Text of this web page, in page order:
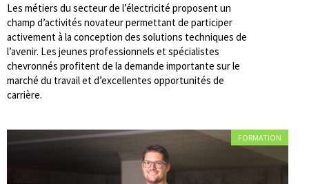
Les métiers du secteur de l’électricité proposent un
champ d’activités novateur permettant de participer
activement à la conception des solutions techniques de
l’avenir. Les jeunes professionnels et spécialistes
chevronnés profitent de la demande importante sur le
marché du travail et d’excellentes opportunités de
carrière.
FORMATION